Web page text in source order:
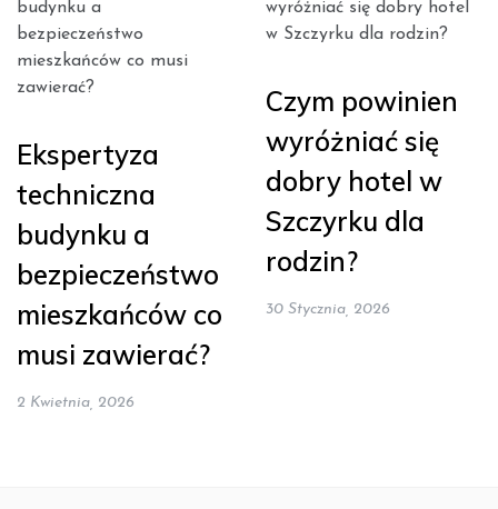
Ekspertyza
techniczna
budynku a
bezpieczeństwo
mieszkańców co
musi zawierać?
2 Kwietnia, 2026
Czym powinien
wyróżniać się
dobry hotel w
Szczyrku dla
rodzin?
30 Stycznia, 2026